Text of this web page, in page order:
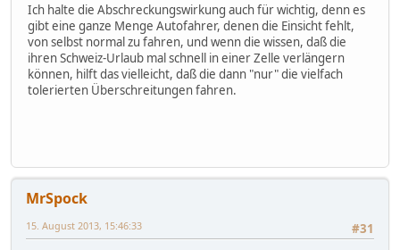
Ich halte die Abschreckungswirkung auch für wichtig, denn es
gibt eine ganze Menge Autofahrer, denen die Einsicht fehlt,
von selbst normal zu fahren, und wenn die wissen, daß die
ihren Schweiz-Urlaub mal schnell in einer Zelle verlängern
können, hilft das vielleicht, daß die dann "nur" die vielfach
tolerierten Überschreitungen fahren.
MrSpock
#31
15. August 2013, 15:46:33